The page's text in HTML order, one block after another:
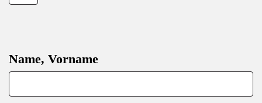
Name, Vorname